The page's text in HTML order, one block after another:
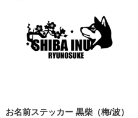
お名前ステッカー 黒柴（梅/波）